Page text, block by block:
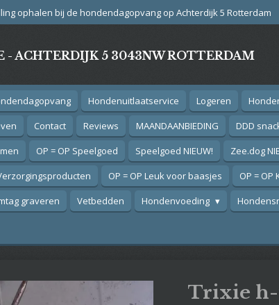
ophalen bij de hondendagopvang op Achterdijk 5 Rotterdam
- ACHTERDIJK 5 3043NW ROTTERDAM
Hondenuitlaatservice Logeren
Contact Reviews MAANDAANBIEDING DDD
OP = OP Speelgoed Speelgoed NIEUW! Zee.dog
OP = OP Leuk voor baasjes OP =
graveren Vetbedden Hondenvoeding
Trixie h-